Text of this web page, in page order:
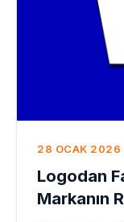
28 OCAK 2026
Logodan
Markanın